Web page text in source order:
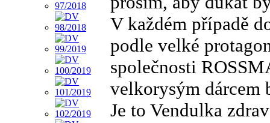
V každém případě
podle velké
společnosti
velkorysým dárcem
Je to Vendulka